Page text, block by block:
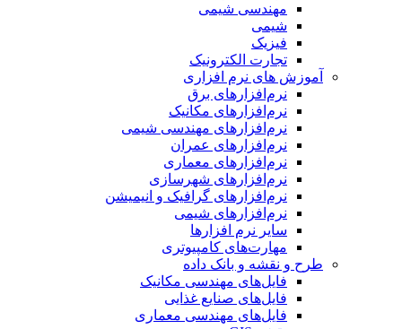
مهندسی شیمی
شیمی
فیزیک
تجارت الکترونیک
آموزش های نرم افزاری
نرم‌افزارهای برق
نرم‌افزارهای مکانیک
نرم‌افزارهای مهندسی شیمی
نرم‌افزارهای عمران
نرم‌افزارهای معماری
نرم‌افزارهای شهرسازی
نرم‌افزارهای گرافیک و انیمیشن
نرم‌افزارهای شیمی
سایر نرم افزارها
مهارت‌های کامپیوتری
طرح و نقشه و بانک داده
فایل‌های مهندسی مکانیک
فایل‌های صنایع غذایی
فایل‌های مهندسی معماری